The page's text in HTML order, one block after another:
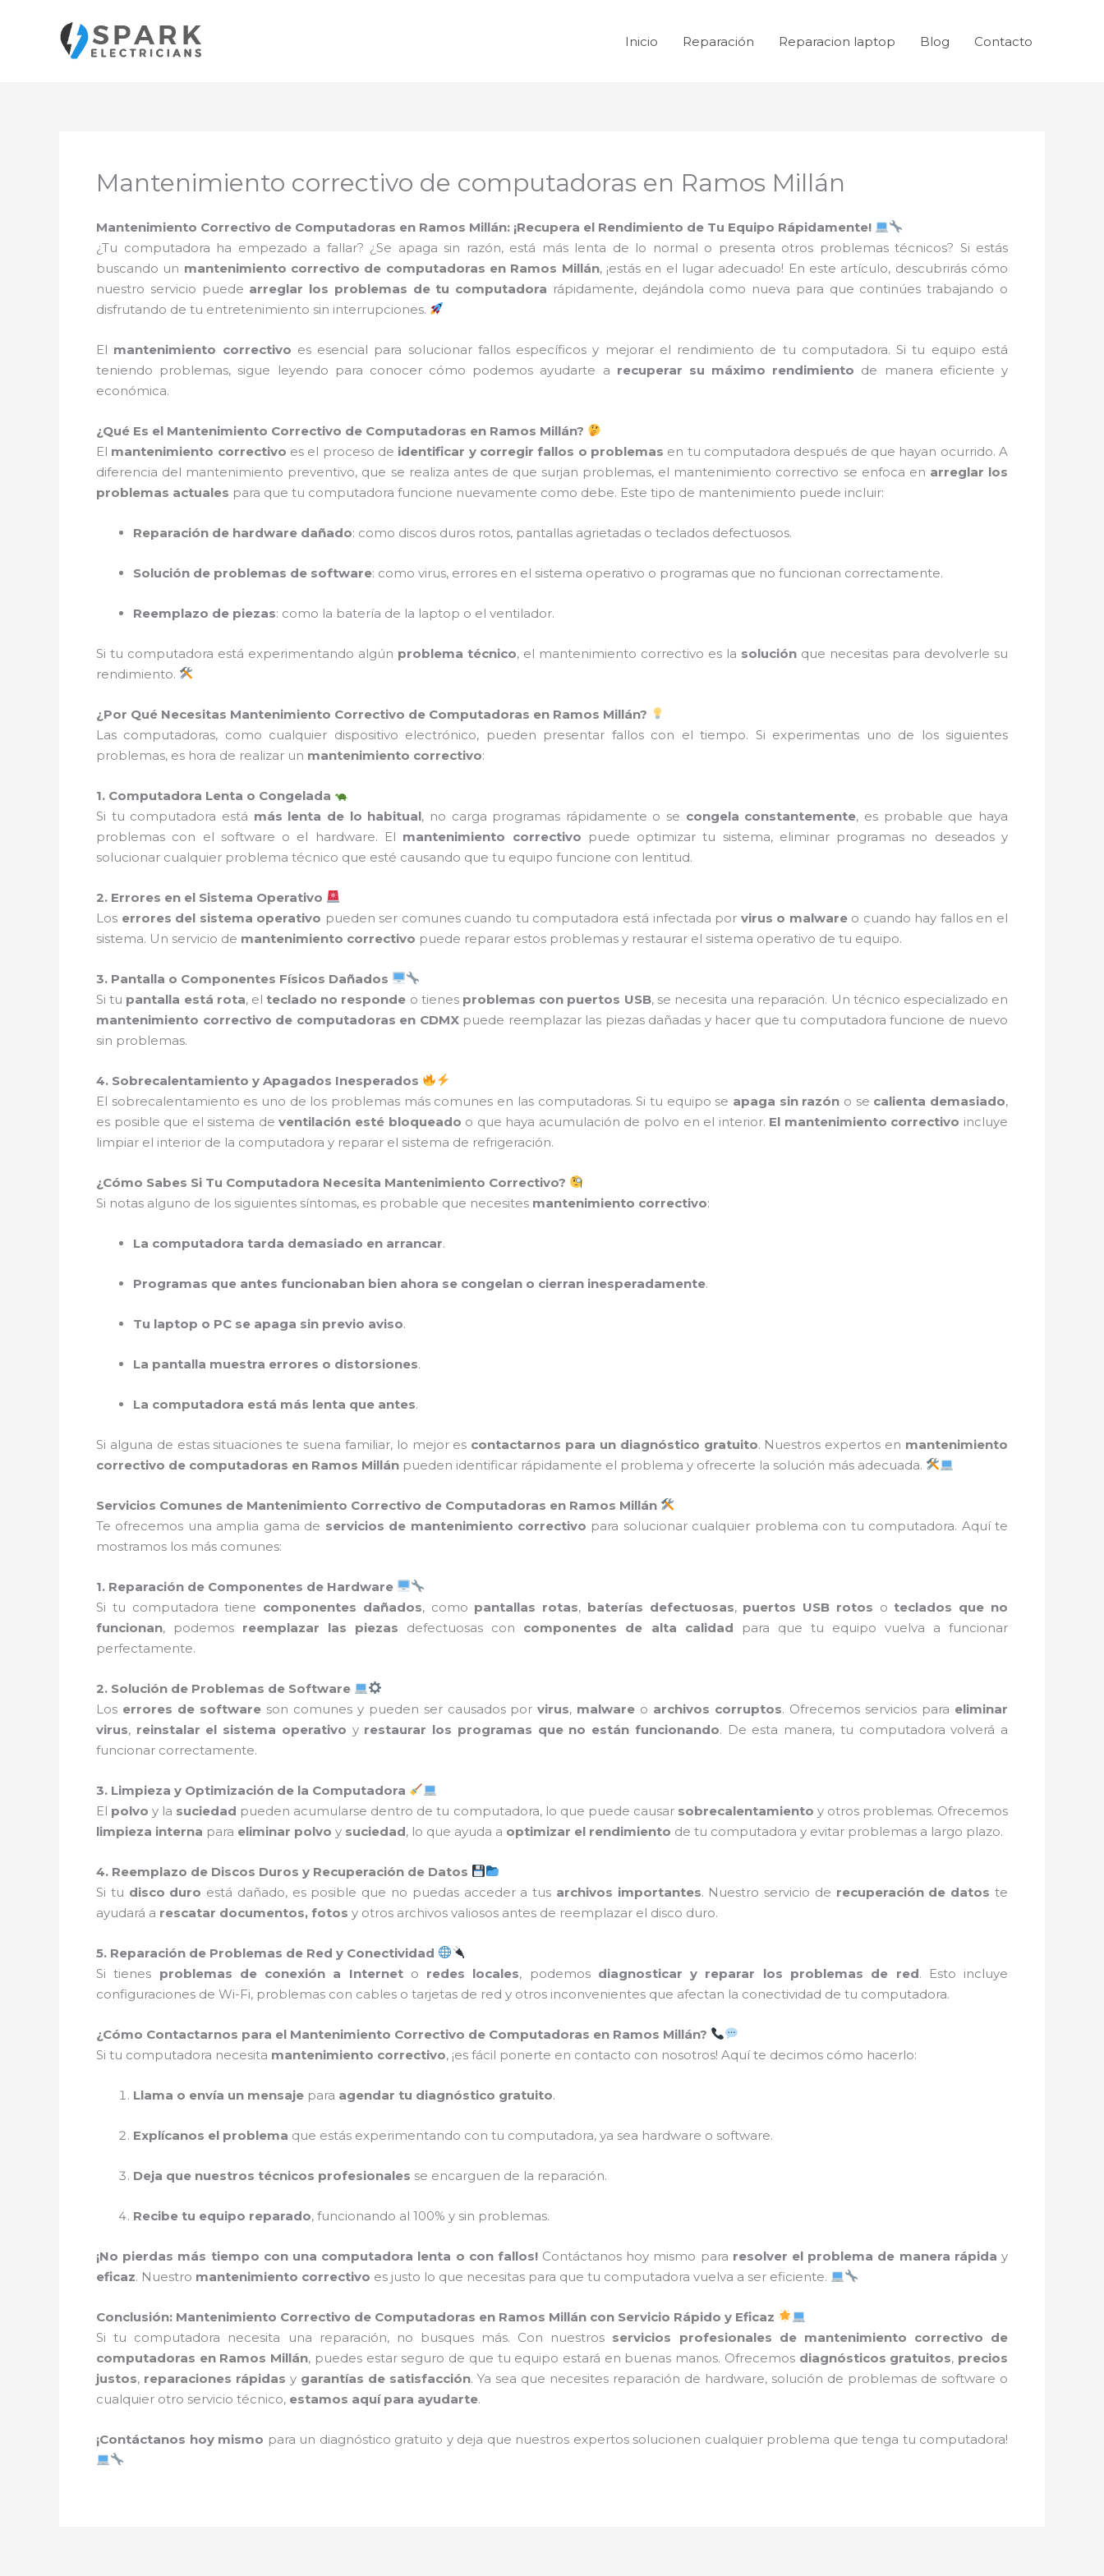
contenido
Inicio Reparación Reparacion laptop Blog Contacto
Mantenimiento correctivo de computadoras en Ramos Millán
Mantenimiento Correctivo de Computadoras en Ramos Millán: ¡Recupera el Rendimiento de Tu Equipo Rápidamente!
¿Tu computadora ha empezado a fallar? ¿Se apaga sin razón, está más lenta de lo normal o presenta otros problemas técnicos? Si estás
buscando un mantenimiento correctivo de computadoras en Ramos Millán, ¡estás en el lugar adecuado! En este artículo, descubrirás cómo
nuestro servicio puede arreglar los problemas de tu computadora rápidamente, dejándola como nueva para que continúes trabajando o
disfrutando de tu entretenimiento sin interrupciones.
El mantenimiento correctivo es esencial para solucionar fallos específicos y mejorar el rendimiento de tu computadora. Si tu equipo está
teniendo problemas, sigue leyendo para conocer cómo podemos ayudarte a recuperar su máximo rendimiento de manera eficiente y
económica.
¿Qué Es el Mantenimiento Correctivo de Computadoras en Ramos Millán?
El mantenimiento correctivo es el proceso de identificar y corregir fallos o problemas en tu computadora después de que hayan ocurrido. A
diferencia del mantenimiento preventivo, que se realiza antes de que surjan problemas, el mantenimiento correctivo se enfoca en arreglar los
problemas actuales para que tu computadora funcione nuevamente como debe. Este tipo de mantenimiento puede incluir:
Reparación de hardware dañado: como discos duros rotos, pantallas agrietadas o teclados defectuosos.
Solución de problemas de software: como virus, errores en el sistema operativo o programas que no funcionan correctamente.
Reemplazo de piezas: como la batería de la laptop o el ventilador.
Si tu computadora está experimentando algún problema técnico, el mantenimiento correctivo es la solución que necesitas para devolverle su
rendimiento.
¿Por Qué Necesitas Mantenimiento Correctivo de Computadoras en Ramos Millán?
Las computadoras, como cualquier dispositivo electrónico, pueden presentar fallos con el tiempo. Si experimentas uno de los siguientes
problemas, es hora de realizar un mantenimiento correctivo:
1. Computadora Lenta o Congelada
Si tu computadora está más lenta de lo habitual, no carga programas rápidamente o se congela constantemente, es probable que haya
problemas con el software o el hardware. El mantenimiento correctivo puede optimizar tu sistema, eliminar programas no deseados y
solucionar cualquier problema técnico que esté causando que tu equipo funcione con lentitud.
2. Errores en el Sistema Operativo
Los errores del sistema operativo pueden ser comunes cuando tu computadora está infectada por virus o malwareo cuando hay fallos en el
sistema. Un servicio de mantenimiento correctivo puede reparar estos problemas y restaurar el sistema operativo de tu equipo.
3. Pantalla o Componentes Físicos Dañados
Si tu pantalla está rota, elteclado no responde o tienes problemas con puertos USB, se necesita una reparación. Un técnico especializado en
mantenimiento correctivo de computadoras en CDMXpuede reemplazar las piezas dañadas y hacer que tu computadora funcione de nuevo
sin problemas.
4. Sobrecalentamiento y Apagados Inesperados
El sobrecalentamiento es uno de los problemas más comunes en las computadoras. Si tu equipo se apaga sin razón o se calienta demasiado,
es posible que el sistema deventilación esté bloqueado o que haya acumulación de polvo en el interior. El mantenimiento correctivo incluye
limpiar el interior de la computadora y reparar el sistema de refrigeración.
¿Cómo Sabes Si Tu Computadora Necesita Mantenimiento Correctivo?
Si notas alguno de los siguientes síntomas, es probable que necesites mantenimiento correctivo:
La computadora tarda demasiado en arrancar.
Programas que antes funcionaban bien ahora se congelan o cierran inesperadamente.
Tu laptop o PC se apaga sin previo aviso.
La pantalla muestra errores o distorsiones.
La computadora está más lenta que antes.
Si alguna de estas situaciones te suena familiar, lo mejor es contactarnos para un diagnóstico gratuito. Nuestros expertos en mantenimiento
correctivo de computadoras en Ramos Millán pueden identificar rápidamente el problema y ofrecerte la solución más adecuada.
Servicios Comunes de Mantenimiento Correctivo de Computadoras en Ramos Millán
Te ofrecemos una amplia gama de servicios de mantenimiento correctivo para solucionar cualquier problema con tu computadora. Aquí te
mostramos los más comunes:
1. Reparación de Componentes de Hardware
Si tu computadora tiene componentes dañados, como pantallas rotas, baterías defectuosas, puertos USB rotos oteclados que no
funcionan, podemos reemplazar las piezas defectuosas con componentes de alta calidad para que tu equipo vuelva a funcionar
perfectamente.
2. Solución de Problemas de Software
Los errores de softwareson comunes y pueden ser causados porvirus, malware o archivos corruptos. Ofrecemos servicios para eliminar
virus, reinstalar el sistema operativo y restaurar los programas que no están funcionando. De esta manera, tu computadora volverá a
funcionar correctamente.
3. Limpieza y Optimización de la Computadora
El polvo y la suciedad pueden acumularse dentro de tu computadora, lo que puede causar sobrecalentamiento y otros problemas. Ofrecemos
limpieza interna para eliminar polvo y suciedad, lo que ayuda a optimizar el rendimiento de tu computadora y evitar problemas a largo plazo.
4. Reemplazo de Discos Duros y Recuperación de Datos
Si tu disco duro está dañado, es posible que no puedas acceder a tus archivos importantes. Nuestro servicio de recuperación de datos te
ayudará a rescatar documentos, fotos y otros archivos valiosos antes de reemplazar el disco duro.
5. Reparación de Problemas de Red y Conectividad
Si tienes problemas de conexión a Interneto redes locales, podemos diagnosticar y reparar los problemas de red. Esto incluye
configuraciones de Wi-Fi, problemas con cables o tarjetas de red y otros inconvenientes que afectan la conectividad de tu computadora.
¿Cómo Contactarnos para el Mantenimiento Correctivo de Computadoras en Ramos Millán?
Si tu computadora necesita mantenimiento correctivo, ¡es fácil ponerte en contacto con nosotros! Aquí te decimos cómo hacerlo:
Llama o envía un mensaje para agendar tu diagnóstico gratuito.
Explícanos el problema que estás experimentando con tu computadora, ya sea hardware o software.
Deja que nuestros técnicos profesionales se encarguen de la reparación.
Recibe tu equipo reparado, funcionando al 100% y sin problemas.
¡No pierdas más tiempo con una computadora lenta o con fallos!Contáctanos hoy mismo para resolver el problema de manera rápida y
eficaz. Nuestro mantenimiento correctivo es justo lo que necesitas para que tu computadora vuelva a ser eficiente.
Conclusión: Mantenimiento Correctivo de Computadoras en Ramos Millán con Servicio Rápido y Eficaz
Si tu computadora necesita una reparación, no busques más. Con nuestros servicios profesionales de mantenimiento correctivo de
computadoras en Ramos Millán, puedes estar seguro de que tu equipo estará en buenas manos. Ofrecemos diagnósticos gratuitos, precios
justos, reparaciones rápidas y garantías de satisfacción. Ya sea que necesites reparación de hardware, solución de problemas de software o
cualquier otro servicio técnico, estamos aquí para ayudarte.
¡Contáctanos hoy mismo para un diagnóstico gratuito y deja que nuestros expertos solucionen cualquier problema que tenga tu computadora!